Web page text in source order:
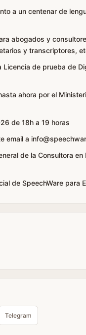
a un centenar de
abogados y
y transcriptores,
de prueba de
ahora por el
de 18h a 19 horas
email a
de la Consultora
de SpeechWare para
Telegram